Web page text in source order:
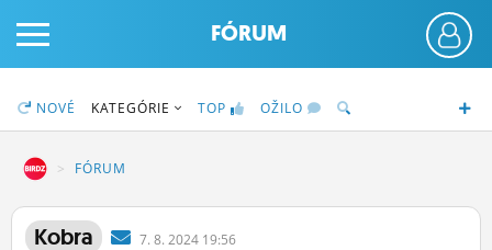
PRIHLÁS SA
FÓRUM
NOVÉ KATEGÓRIE TOP OŽILO
FÓRUM
Kobra 7. 8. 2024 19:56